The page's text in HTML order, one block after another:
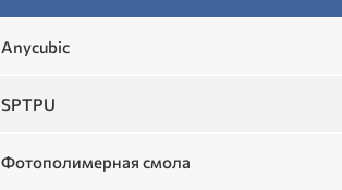
Anycubic
SPTPU
Фотополимерная смола